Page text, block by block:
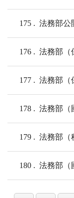
175 法務部公
176 法務部（
177 法務部（
178 法務部（
179 法務部（
180 法務部（